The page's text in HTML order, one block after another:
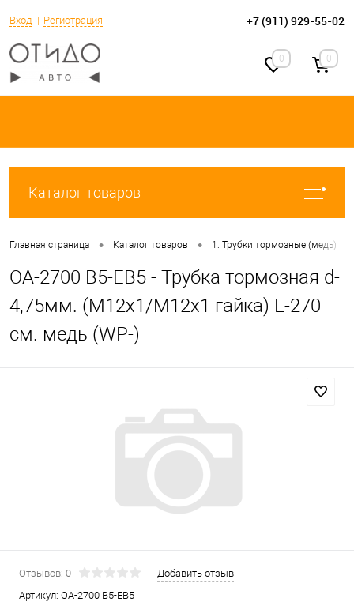
Вход Регистрация +7 (911) 929-55-02
0 0
Каталог товаров
Главная страница • Каталог товаров • 1. Трубки тормозные (медь)
OA-2700 B5-EB5 - Трубка тормозная d-
4,75мм. (М12х1/М12х1 гайка) L-270
см. медь (WP-)
Отзывов: 0
Добавить отзыв
Артикул: OA-2700 B5-EB5